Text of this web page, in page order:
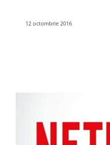
12 octombrie 2016